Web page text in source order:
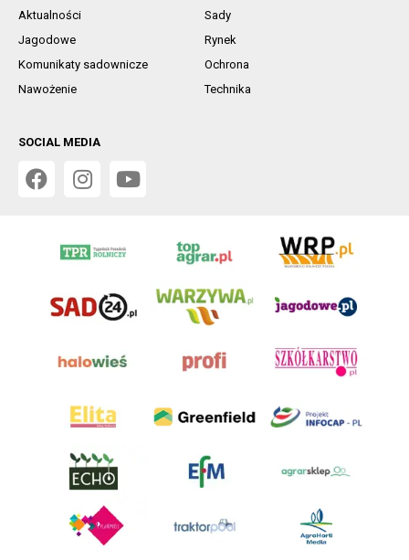
Aktualności
Sady
Jagodowe
Rynek
Komunikaty sadownicze
Ochrona
Nawożenie
Technika
SOCIAL MEDIA